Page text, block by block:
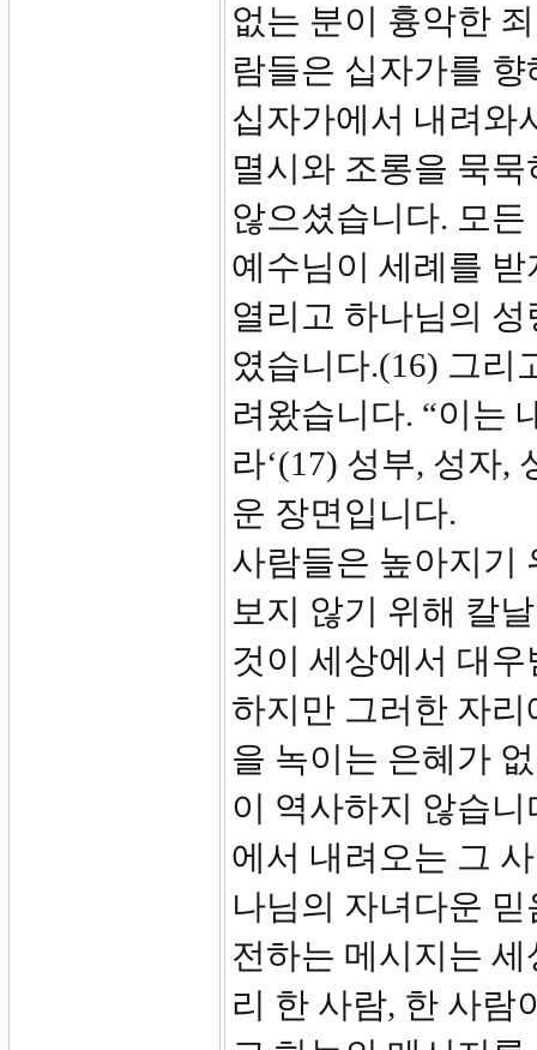
없는 분이 흉악한
람들은 십자가를
십자가에서 내려와
멸시와 조롱을 묵
않으셨습니다. 모
예수님이 세례를
열리고 하나님의
였습니다.(16) 그리
려왔습니다. “이는
라‘(17) 성부, 성자,
운 장면입니다.
사람들은 높아지기
보지 않기 위해 칼
것이 세상에서 대
하지만 그러한 자
을 녹이는 은혜가
이 역사하지 않습
에서 내려오는 그
나님의 자녀다운
전하는 메시지는
리 한 사람, 한 사람